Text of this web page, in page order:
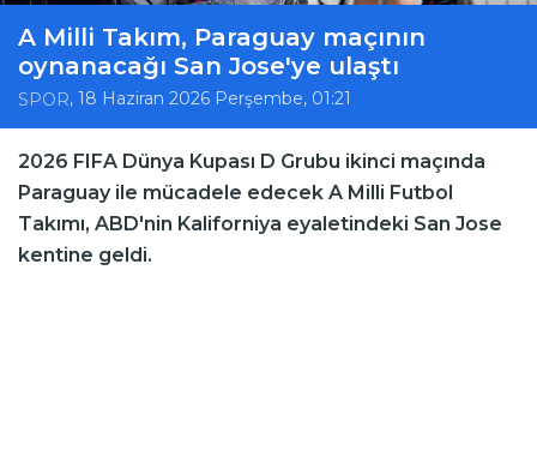
A Milli Takım, Paraguay maçının
oynanacağı San Jose'ye ulaştı
SPOR, 18 Haziran 2026 Perşembe, 01:21
2026 FIFA Dünya Kupası D Grubu ikinci maçında
Paraguay ile mücadele edecek A Milli Futbol
Takımı, ABD'nin Kaliforniya eyaletindeki San Jose
kentine geldi.